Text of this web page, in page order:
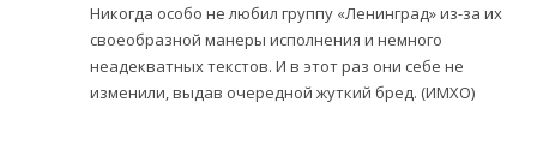
Никогда особо не любил группу «Ленинград» из-за их
своеобразной манеры исполнения и немного
неадекватных текстов. И в этот раз они себе не
изменили, выдав очередной жуткий бред. (ИМХО)